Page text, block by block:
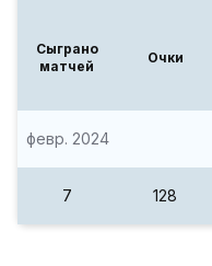
Сыграно
матчей
Очки
февр. 2024
7 128